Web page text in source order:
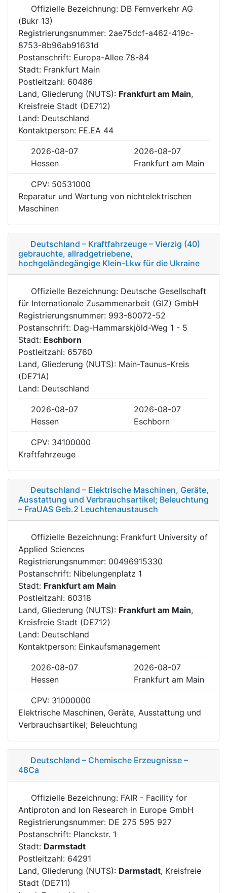
Offizielle Bezeichnung: DB Fernverkehr AG
(Bukr 13)
Registrierungsnummer: 2ae75dcf-a462-419c-
8753-8b96ab91631d
Postanschrift: Europa-Allee 78-84
Stadt: Frankfurt Main
Postleitzahl: 60486
Land, Gliederung (NUTS): Frankfurt am Main,
Kreisfreie Stadt (DE712)
Land: Deutschland
Kontaktperson: FE.EA 44
2026-08-07
2026-08-07
Hessen
Frankfurt am Main
CPV: 50531000
Reparatur und Wartung von nichtelektrischen
Maschinen
Deutschland – Kraftfahrzeuge – Vierzig (40)
gebrauchte, allradgetriebene,
hochgeländegängige Klein-Lkw für die Ukraine
Offizielle Bezeichnung: Deutsche Gesellschaft
für Internationale Zusammenarbeit (GIZ) GmbH
Registrierungsnummer: 993-80072-52
Postanschrift: Dag-Hammarskjöld-Weg 1 - 5
Stadt: Eschborn
Postleitzahl: 65760
Land, Gliederung (NUTS): Main-Taunus-Kreis
(DE71A)
Land: Deutschland
2026-08-07
2026-08-07
Hessen
Eschborn
CPV: 34100000
Kraftfahrzeuge
Deutschland – Elektrische Maschinen, Geräte,
Ausstattung und Verbrauchsartikel; Beleuchtung
– FraUAS Geb.2 Leuchtenaustausch
Offizielle Bezeichnung: Frankfurt University of
Applied Sciences
Registrierungsnummer: 00496915330
Postanschrift: Nibelungenplatz 1
Stadt: Frankfurt am Main
Postleitzahl: 60318
Land, Gliederung (NUTS): Frankfurt am Main,
Kreisfreie Stadt (DE712)
Land: Deutschland
Kontaktperson: Einkaufsmanagement
2026-08-07
2026-08-07
Hessen
Frankfurt am Main
CPV: 31000000
Elektrische Maschinen, Geräte, Ausstattung und
Verbrauchsartikel; Beleuchtung
Deutschland – Chemische Erzeugnisse –
48Ca
Offizielle Bezeichnung: FAIR - Facility for
Antiproton and Ion Research in Europe GmbH
Registrierungsnummer: DE 275 595 927
Postanschrift: Planckstr. 1
Stadt: Darmstadt
Postleitzahl: 64291
Land, Gliederung (NUTS): Darmstadt, Kreisfreie
Stadt (DE711)